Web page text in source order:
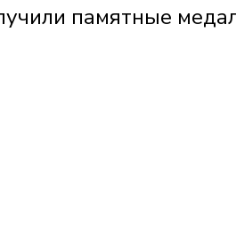
памятные